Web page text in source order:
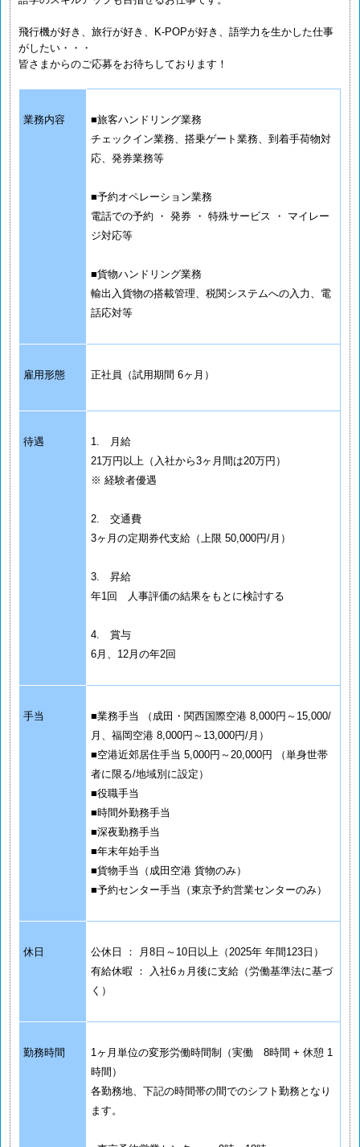
飛行機が好き、旅行が好き、K-POPが好き、語学力を生かした仕事
がしたい・・・
皆さまからのご応募をお待ちしております！
業務内容
■旅客ハンドリング業務
チェックイン業務、搭乗ゲート業務、到着手荷物対
応、発券業務等
■予約オペレーション業務
電話での予約 ・ 発券 ・ 特殊サービス ・ マイレー
ジ対応等
■貨物ハンドリング業務
輸出入貨物の搭載管理、税関システムへの入力、電
話応対等
雇用形態 正社員（試用期間 6ヶ月）
待遇
1. 月給
21万円以上（入社から3ヶ月間は20万円）
※ 経験者優遇
2. 交通費
3ヶ月の定期券代支給（上限 50,000円/月）
3. 昇給
年1回 人事評価の結果をもとに検討する
4. 賞与
6月、12月の年2回
手当
■業務手当 （成田・関西国際空港 8,000円～15,000/
月、福岡空港 8,000円～13,000円/月）
■空港近郊居住手当 5,000円～20,000円 （単身世帯
者に限る/地域別に設定）
■役職手当
■時間外勤務手当
■深夜勤務手当
■年末年始手当
■貨物手当（成田空港 貨物のみ）
■予約センター手当（東京予約営業センターのみ）
休日
公休日 ： 月8日～10日以上（2025年 年間123日）
有給休暇 ： 入社6ヵ月後に支給（労働基準法に基づ
く）
勤務時間
1ヶ月単位の変形労働時間制（実働 8時間 + 休憩 1
時間）
各勤務地、下記の時間帯の間でのシフト勤務となり
ます。